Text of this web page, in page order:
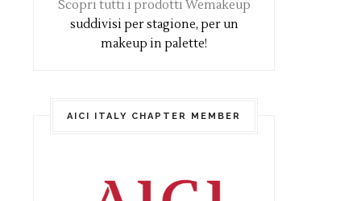
Scopri tutti i prodotti Wemakeup
suddivisi per stagione, per un
makeup in palette!
AICI ITALY CHAPTER MEMBER